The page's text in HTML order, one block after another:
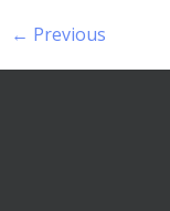
← Previous